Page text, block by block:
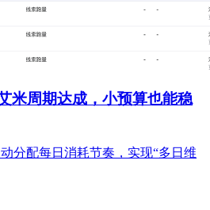
米周期达成，小预算也能稳
分配每日消耗节奏，实现“多日维